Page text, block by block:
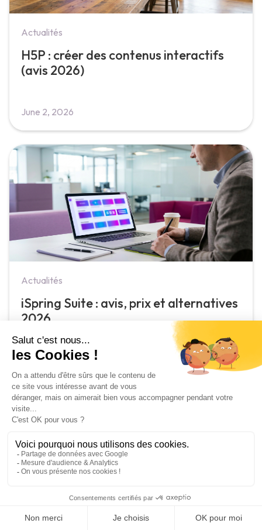
Actualités
H5P : créer des contenus interactifs
(avis 2026)
June 2, 2026
Actualités
iSpring Suite : avis, prix et alternatives
2026
May 29, 2026